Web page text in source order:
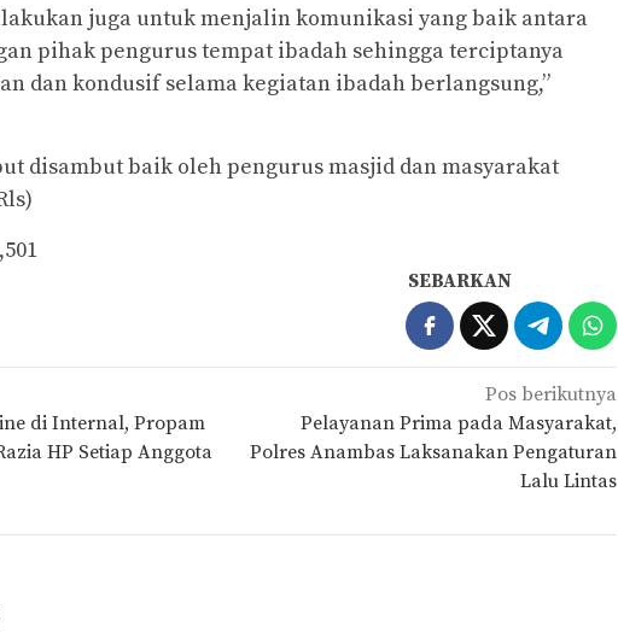
juga untuk menjalin komunikasi yang baik antara
pihak pengurus tempat ibadah sehingga terciptanya
dan kondusif selama kegiatan ibadah berlangsung,”
disambut baik oleh pengurus masjid dan masyarakat
SEBARKAN
di Internal, Propam
HP Setiap Anggota
Pos berikutnya
Pelayanan Prima pada Masyarakat,
Polres Anambas Laksanakan Pengaturan
Lalu Lintas